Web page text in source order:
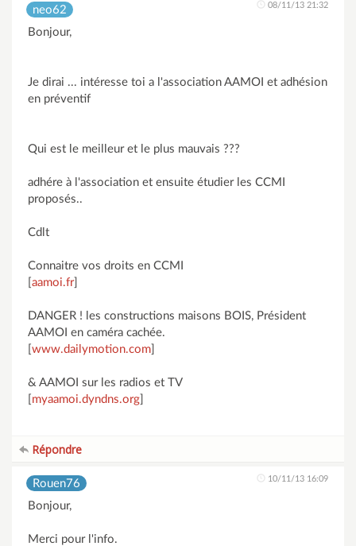
neo62 08/11/13 21:32
Bonjour,
Je dirai ... intéresse toi a l'association AAMOI et adhésion
en préventif
Qui est le meilleur et le plus mauvais ???
adhére à l'association et ensuite étudier les CCMI
proposés..
Cdlt
Connaitre vos droits en CCMI
aamoi.fr]
DANGER ! les constructions maisons BOIS, Président
AAMOI en caméra cachée.
www.dailymotion.com
& AAMOI sur les radios et TV
myaamoi.dyndns.org
Répondre
Rouen76 10/11/13 16:09
Bonjour,
Merci pour l'info.